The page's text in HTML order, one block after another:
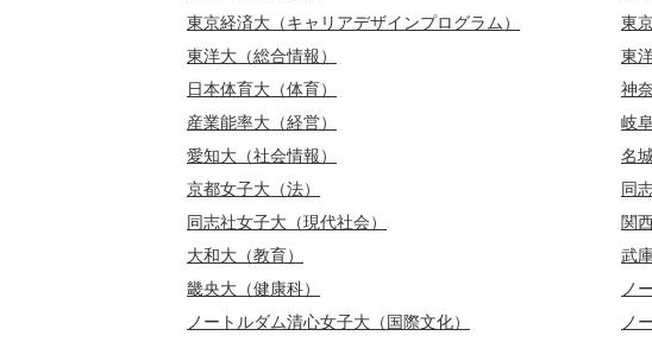
東京経済大（キャリアデザインプログラム）
東
東洋大（総合情報）
東
日本体育大（体育）
神
産業能率大（経営）
岐
愛知大（社会情報）
名
京都女子大（法）
同
同志社女子大（現代社会）
関
大和大（教育）
武
畿央大（健康科）
ノ
ノートルダム清心女子大（国際文化）
ノ